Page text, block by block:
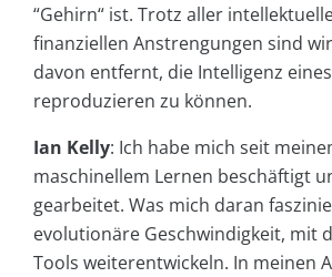
“Gehirn“ ist. Trotz aller
finanziellen Anstrengungen sind
davon entfernt, die Intelligenz
reproduzieren zu können.
Ian Kelly: Ich habe mich seit
maschinellem Lernen beschäftigt
gearbeitet. Was mich daran
evolutionäre Geschwindigkeit, mit
Tools weiterentwickeln. In meinen